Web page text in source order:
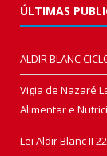
ÚLTIMAS
ALDIR BLANC
Vigia de Nazaré
Alimentar e
Lei Aldir Blanc II